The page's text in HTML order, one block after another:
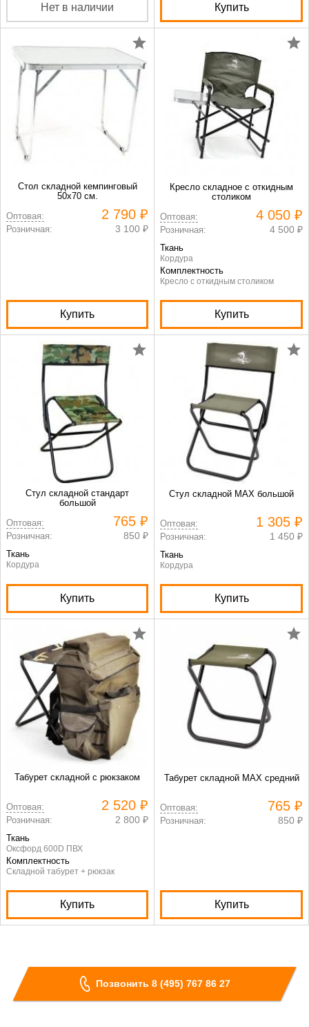
Нет в наличии Купить
Стол складной кемпинговый
50х70 см.
Оптовая:
2 790 ₽
Розничная: 3 100 ₽
Купить
Кресло складное с откидным
столиком
Оптовая:
4 050 ₽
Розничная: 4 500 ₽
Ткань
Кордура
Комплектность
Кресло с откидным столиком
Купить
Стул складной стандарт
большой
Оптовая:
765 ₽
Розничная: 850 ₽
Ткань
Кордура
Купить
Стул складной MAX большой
Оптовая: 1 305 ₽
Розничная: 1 450 ₽
Ткань
Кордура
Купить
Табурет складной с рюкзаком
Оптовая: 2 520 ₽
Розничная: 2 800 ₽
Ткань
Оксфорд 600D ПВХ
Комплектность
Складной табурет + рюкзак
Купить
Табурет складной МАХ средний
Оптовая: 765 ₽
Розничная: 850 ₽
Купить
Позвонить 8 (495) 767 86 27